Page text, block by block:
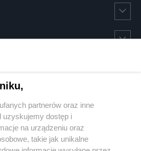
partnerów oraz inne
uzyskujemy dostęp i
na urządzeniu oraz
takie jak unikalne